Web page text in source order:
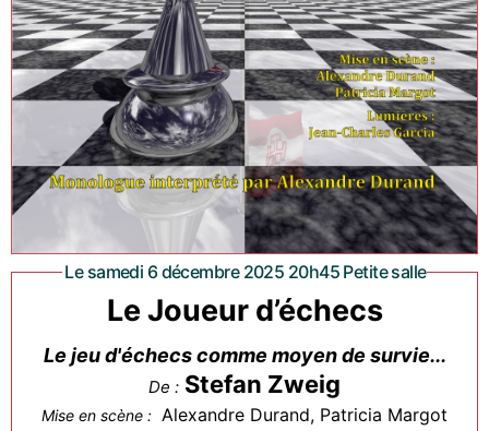
Le samedi 6 décembre 2025 20h45 Petite salle
Le Joueur d’échecs
Le jeu d'échecs comme moyen de survie...
De : Stefan Zweig
Mise en scène : Alexandre Durand, Patricia Margot